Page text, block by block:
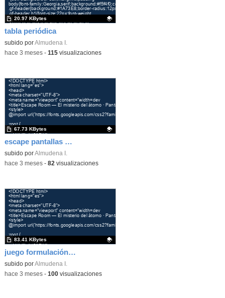
tabla periódica
Contenido educativo.
subido porAlmudena I.
20.97 KBytes
-hace 3 meses- 115visualizaciones
escape pantallas moviles
Contenido educativo.
subido porAlmudena I.
67.73 KBytes
-hace 3 meses- 82 visualizaciones
juego formulación y reacciones
Contenido educativo.
subido porAlmudena I.
83.41 KBytes
-hace 3 meses- 100visualizaciones